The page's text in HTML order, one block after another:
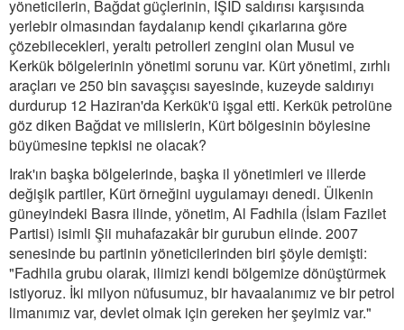
yöneticilerin, Bağdat güçlerinin, IŞİD saldırısı karşısında
yerlebir olmasından faydalanıp kendi çıkarlarına göre
çözebilecekleri, yeraltı petrolleri zengini olan Musul ve
Kerkük bölgelerinin yönetimi sorunu var. Kürt yönetimi, zırhlı
araçları ve 250 bin savaşçısı sayesinde, kuzeyde saldırıyı
durdurup 12 Haziran'da Kerkük'ü işgal etti. Kerkük petrolüne
göz diken Bağdat ve milislerin, Kürt bölgesinin böylesine
büyümesine tepkisi ne olacak?
Irak'ın başka bölgelerinde, başka il yönetimleri ve illerde
değişik partiler, Kürt örneğini uygulamayı denedi. Ülkenin
güneyindeki Basra ilinde, yönetim, Al Fadhila (İslam Fazilet
Partisi) isimli Şii muhafazakâr bir gurubun elinde. 2007
senesinde bu partinin yöneticilerinden biri şöyle demişti:
"Fadhila grubu olarak, ilimizi kendi bölgemize dönüştürmek
istiyoruz. İki milyon nüfusumuz, bir havaalanımız ve bir petrol
limanımız var, devlet olmak için gereken her şeyimiz var."